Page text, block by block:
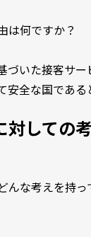
は何ですか？
いた接客サー
全な国である
対しての
んな考えを持っ